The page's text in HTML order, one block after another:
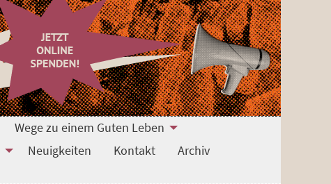
Wege zu einem Guten Leben
Neuigkeiten Kontakt
Archiv